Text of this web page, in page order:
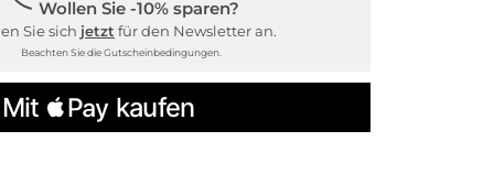
Wollen Sie -10% sparen?
Sie sich jetzt für den Newsletter an.
Beachten Sie die Gutscheinbedingungen.